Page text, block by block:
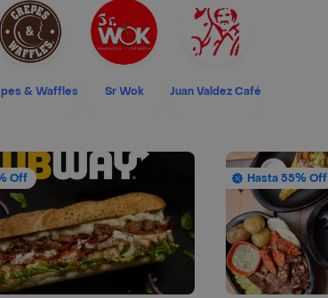
& Waffles Sr Wok Juan Valdez Café
Off Hasta 55% Off